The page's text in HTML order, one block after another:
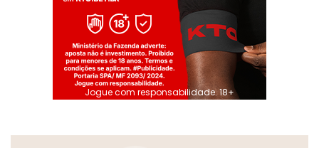
Jogue com responsabilidade. 18+